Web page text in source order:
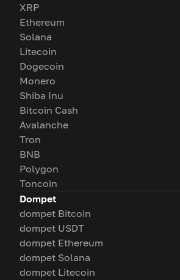
XRP
Ethereum
Solana
Litecoin
Dogecoin
Monero
Shiba Inu
Bitcoin Cash
Avalanche
Tron
BNB
Polygon
Toncoin
Dompet
dompet Bitcoin
dompet USDT
dompet Ethereum
dompet Solana
dompet Litecoin